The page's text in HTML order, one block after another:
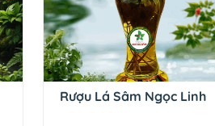
Rượu Lá Sâm Ngọc Linh